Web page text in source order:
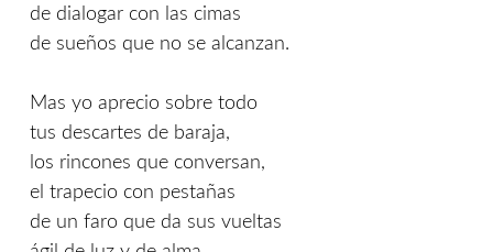
de dialogar con las cimas
de sueños que no se alcanzan.
Mas yo aprecio sobre todo
tus descartes de baraja,
los rincones que conversan,
el trapecio con pestañas
de un faro que da sus vueltas